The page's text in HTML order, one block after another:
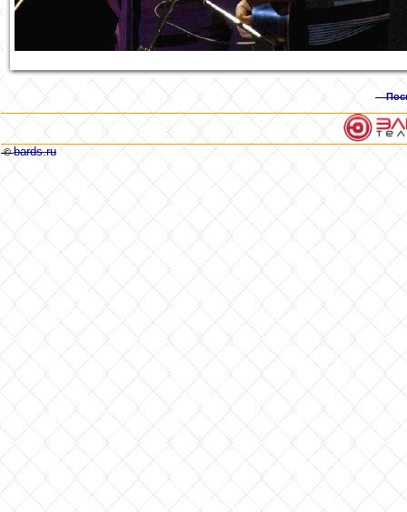
©bards.ru